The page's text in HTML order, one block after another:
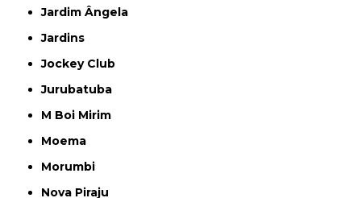
Jardim Ângela
Jardins
Jockey Club
Jurubatuba
M Boi Mirim
Moema
Morumbi
Nova Piraju